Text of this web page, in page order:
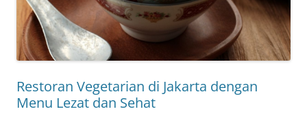
Restoran Vegetarian di Jakarta dengan
Menu Lezat dan Sehat